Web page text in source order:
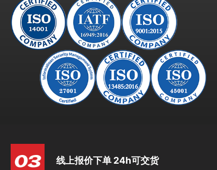
线上报价下单 24h可交货